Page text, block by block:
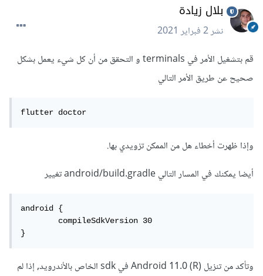
بلال زيادة
نشر2 فبراير 2021
قم بتشغيل الأمر في terminals و التحقق من أن كل شيء يعمل بشكل
صحيح عن طريق الأمر التالي
flutter doctor
وإذا ظهرت أخطاء هل من الممكن تزويدي بها.
أيضا يمكنك في المسار التالي android/build.gradle تغيير
android {
	compileSdkVersion 30
}
وتأكد من تنزيل Android 11.0 (R) في sdk الخاص بالأندرويد, إذا لم